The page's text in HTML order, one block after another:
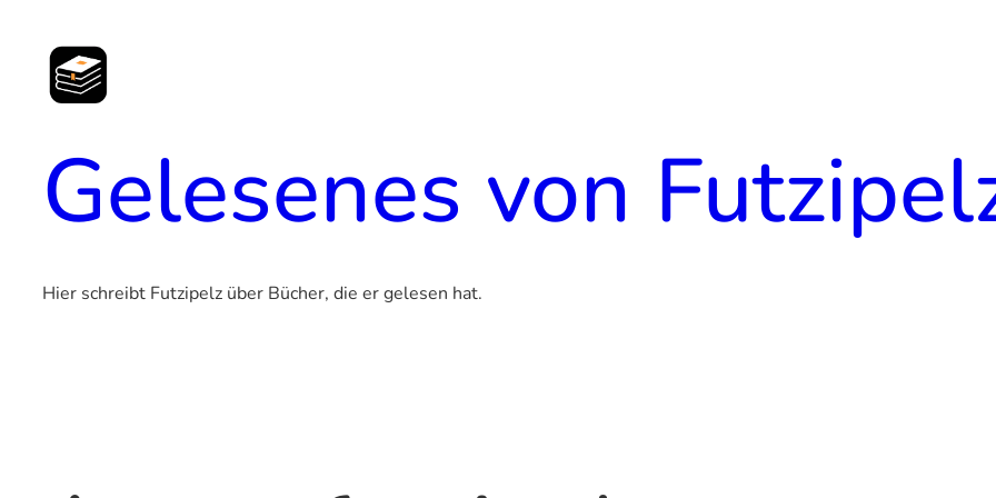
Inhalt
springen
Gelesenes von
Hier schreibt Futzipelz über Bücher, die er gelesen hat.